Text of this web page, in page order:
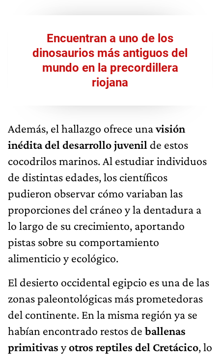
Encuentran a uno de los
dinosaurios más antiguos del
mundo en la precordillera
riojana
Además, el hallazgo ofrece unavisión
inédita del desarrollo juvenil de estos
cocodrilos marinos. Al estudiar individuos
de distintas edades, los científicos
pudieron observar cómo variaban las
proporciones del cráneo y la dentadura a
lo largo de su crecimiento, aportando
pistas sobre su comportamiento
alimenticio y ecológico.
El desierto occidental egipcio es una de las
zonas paleontológicas más prometedoras
del continente. En la misma región ya se
habían encontrado restos de ballenas
primitivas yotros reptiles del Cretácico, lo